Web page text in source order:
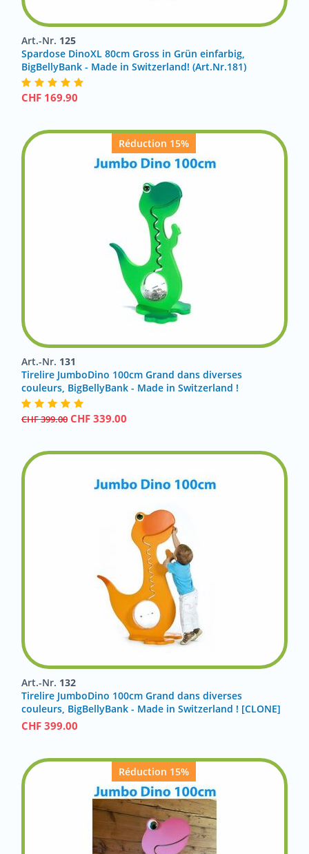
Art.-Nr. 125
Spardose DinoXL 80cm Gross in Grün einfarbig,
BigBellyBank - Made in Switzerland! (Art.Nr.181)
CHF 169.90
Réduction 15%
Art.-Nr. 131
Tirelire JumboDino 100cm Grand dans diverses
couleurs, BigBellyBank - Made in Switzerland !
CHF399.00 CHF 339.00
Art.-Nr. 132
Tirelire JumboDino 100cm Grand dans diverses
couleurs, BigBellyBank - Made in Switzerland ! [CLONE]
CHF 399.00
Réduction 15%